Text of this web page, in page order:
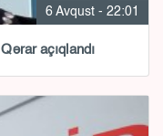
6 Avqust - 22:01
açıqlandı